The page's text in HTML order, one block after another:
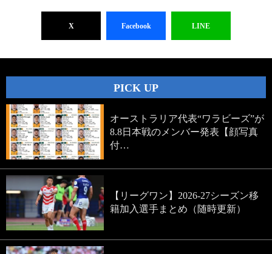
X Facebook LINE
PICK UP
オーストラリア代表“ワラビーズ”が
8.8日本戦のメンバー発表【顔写真
付…
【リーグワン】2026-27シーズン移
籍加入選手まとめ（随時更新）